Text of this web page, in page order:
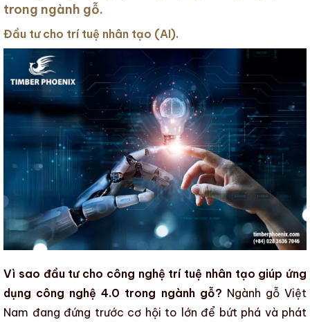
trong ngành gỗ.
Đầu tư cho trí tuệ nhân tạo (AI).
Vì sao đầu tư cho công nghệ trí tuệ nhân tạo giúp ứng
dụng công nghệ 4.0 trong ngành gỗ? Ngành gỗ Việt
Nam đang đứng trước cơ hội to lớn để bứt phá và phát